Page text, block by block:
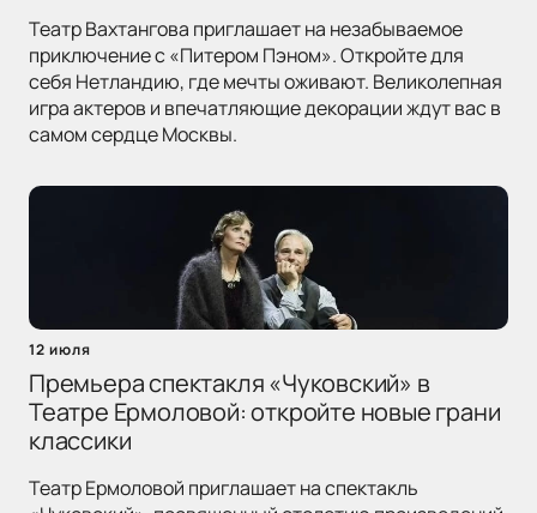
Театр Вахтангова приглашает на незабываемое
приключение с «Питером Пэном». Откройте для
себя Нетландию, где мечты оживают. Великолепная
игра актеров и впечатляющие декорации ждут вас в
самом сердце Москвы.
12 июля
Премьера спектакля «Чуковский» в
Театре Ермоловой: откройте новые грани
классики
Театр Ермоловой приглашает на спектакль